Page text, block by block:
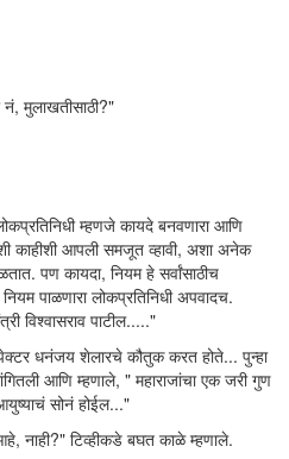
मुलाखतीसाठी?"
म्हणजे कायदे बनवणारा आणि
काहीशी आपली समजूत व्हावी, अशा अनेक
पण कायदा, नियम हे सर्वांसाठीच
पाळणारा लोकप्रतिनिधी अपवादच.
विश्वासराव पाटील....."
धनंजय शेलारचे कौतुक करत होते... पुन्हा
आणि म्हणाले, " महाराजांचा एक जरी गुण
सोनं होईल..."
नाही?" टिव्हीकडे बघत काळे म्हणाले.